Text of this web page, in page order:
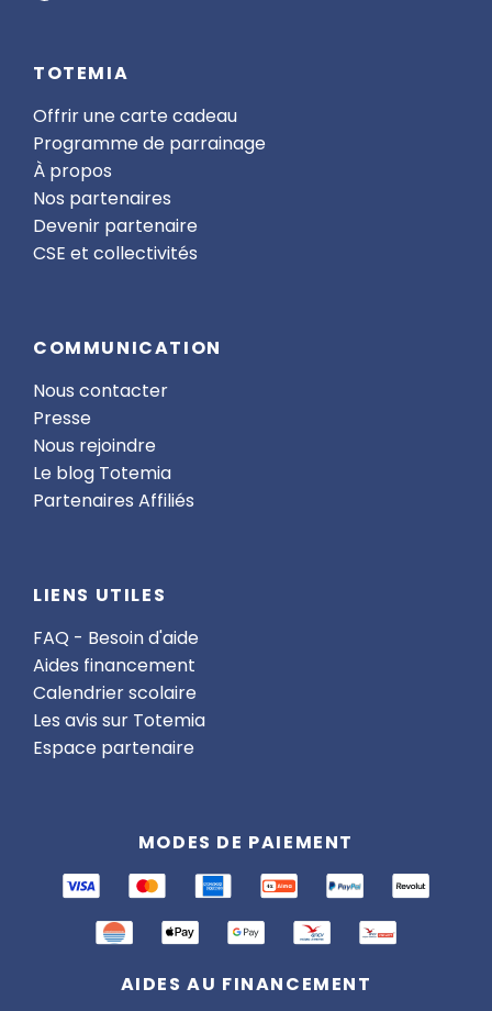
TOTEMIA
Offrir une carte cadeau
Programme de parrainage
À propos
Nos partenaires
Devenir partenaire
CSE et collectivités
COMMUNICATION
Nous contacter
Presse
Nous rejoindre
Le blog Totemia
Partenaires Affiliés
LIENS UTILES
FAQ - Besoin d'aide
Aides financement
Calendrier scolaire
Les avis sur Totemia
Espace partenaire
MODES DE PAIEMENT
AIDES AU FINANCEMENT